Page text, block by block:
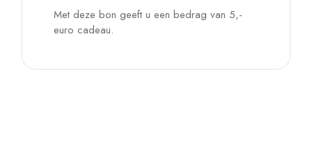
Met deze bon geeft u een bedrag van 5,-
euro cadeau.